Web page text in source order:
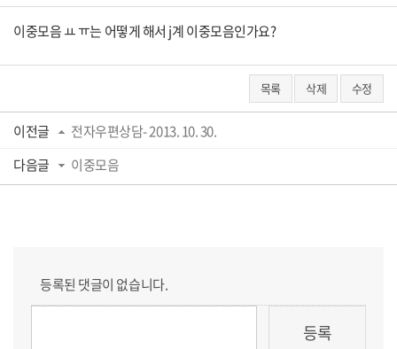
이중모음 ㅛ ㅠ는 어떻게 해서 j계 이중모음인가요?
목록 삭제 수정
이전글
전자우편상담- 2013. 10. 30.
다음글
이중모음
등록된 댓글이 없습니다.